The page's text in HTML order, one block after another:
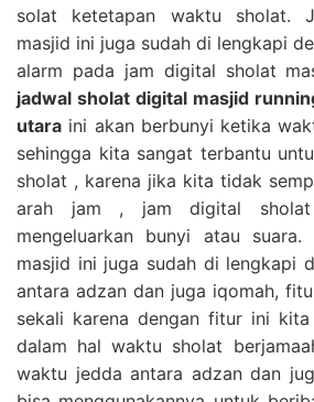
solat ketetapan waktu sholat.
masjid ini juga sudah di lengkapi
alarm pada jam digital sholat
jadwal sholat digital masjid
utara ini akan berbunyi ketika
sehingga kita sangat terbantu
sholat , karena jika kita tidak
arah jam , jam digital
mengeluarkan bunyi atau
masjid ini juga sudah di lengkapi
antara adzan dan juga iqomah,
sekali karena dengan fitur ini
dalam hal waktu sholat
waktu jedda antara adzan dan